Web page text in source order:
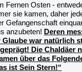
Fernen Osten -
sie kamen, daher
Gefangenschaft
anzubeten! Deren
Glaube war natürlich
Die Chaldäer
über das
ist Sein Stern!“